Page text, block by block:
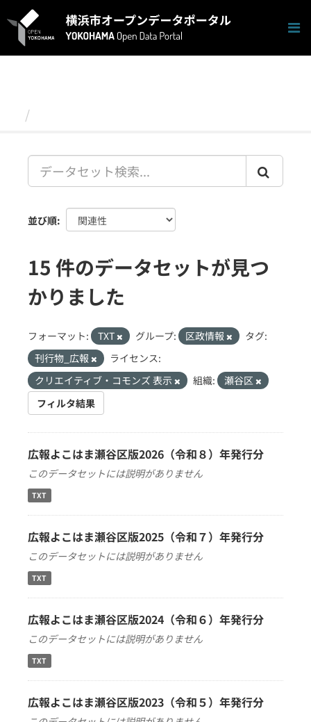
キ
並び順
15 件のデータセットが見つ
かりました
フォーマット: TXT グループ: 区政情報
タグ:
刊行物_広報
ライセンス:
クリエイティブ・コモンズ 表示
組織:
瀬谷区
フィルタ結果
広報よこはま瀬谷区版2026（令和８）年発行分
このデータセットには説明がありません
TXT
広報よこはま瀬谷区版2025（令和７）年発行分
このデータセットには説明がありません
TXT
広報よこはま瀬谷区版2024（令和６）年発行分
このデータセットには説明がありません
TXT
広報よこはま瀬谷区版2023（令和５）年発行分